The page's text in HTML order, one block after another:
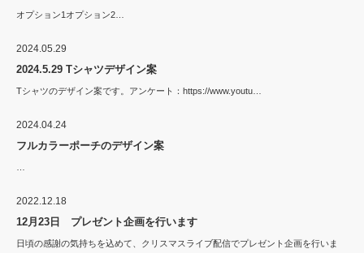
オプション1オプション2…
2024.05.29
2024.5.29 Tシャツデザイン案
Tシャツのデザイン案です。アンケート：https://www.youtu…
2024.04.24
フルカラーポーチのデザイン案
2022.12.18
12月23日 プレゼント企画を行います
日頃の感謝の気持ちを込めて、クリスマスライブ配信でプレゼント企画を行いま